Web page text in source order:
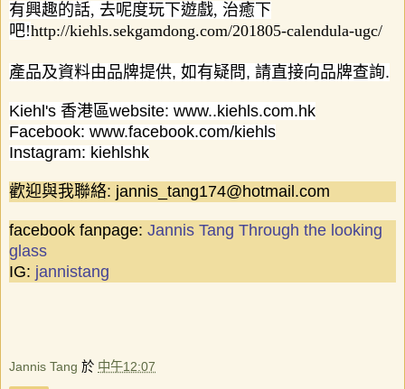
有興趣的話, 去呢度玩下遊戲, 治癒下
吧!http://kiehls.sekgamdong.com/201805-calendula-ugc/
產品及資料由品牌提供, 如有疑問 , 請直接向品牌查詢.
Kiehl's 香港區website: www..kiehls.com.hk
Facebook: www.facebook.com/kiehls
Instagram: kiehlshk
歡迎與我聯絡: jannis_tang174@hotmail.com
facebook fanpage: Jannis Tang Through the looking
glass
IG: jannistang
Jannis Tang 於 中午12:07